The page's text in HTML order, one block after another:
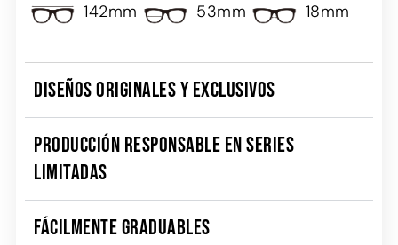
142mm
53mm 18mm
DISEÑOS ORIGINALES Y EXCLUSIVOS
PRODUCCIÓN RESPONSABLE EN SERIES
LIMITADAS
FÁCILMENTE GRADUABLES